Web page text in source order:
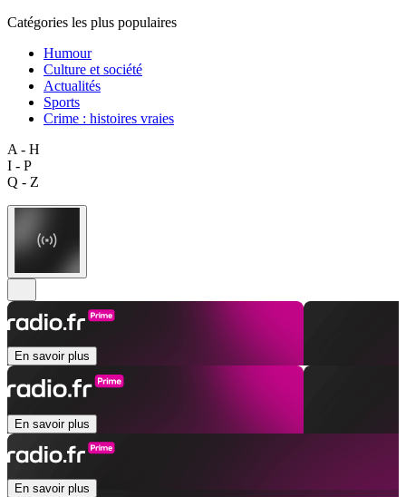
Catégories les plus populaires
Humour
Culture et société
Actualités
Sports
Crime : histoires vraies
A - H
I - P
Q - Z
En savoir plus
En savoir plus
En savoir plus